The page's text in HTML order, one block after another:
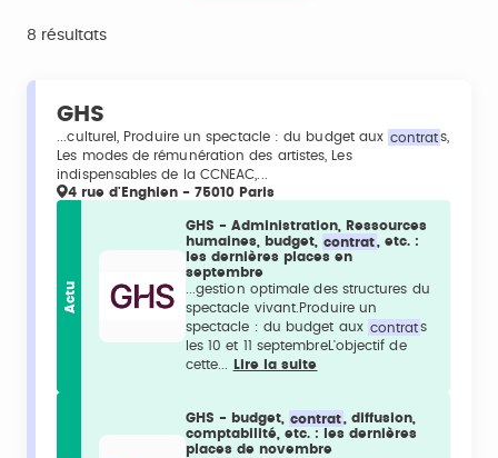
8 résultats
GHS
...culturel, Produire un spectacle : du budget aux contrats,
Les modes de rémunération des artistes, Les
indispensables de la CCNEAC,...
4 rue d'Enghien - 75010 Paris
Actu
GHS - Administration, Ressources
humaines, budget,
contrat
, etc. :
les dernières places en
septembre
...gestion optimale des structures du
spectacle vivant.Produire un
spectacle : du budget aux contrats
les 10 et 11 septembreL'objectif de
cette...
Lire la suite
GHS - budget, contrat
, diffusion,
comptabilité, etc. : les dernières
places de novembre